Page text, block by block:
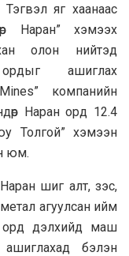
яг хаанаас
Наран” хэмээх
олон нийтэд
ашиглах
компанийн
Наран орд 12.4
Толгой” хэмээн
юм.
шиг алт, зэс,
агуулсан ийм
орд дэлхийд маш
бэлэн